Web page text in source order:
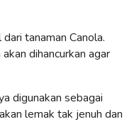
tanaman Canola.
dihancurkan agar
digunakan sebagai
lemak tak jenuh dan